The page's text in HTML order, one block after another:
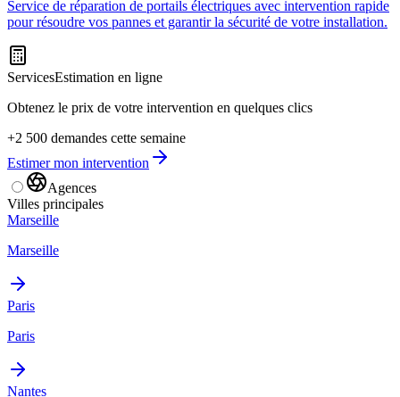
Service de réparation de portails électriques avec intervention rapide
pour résoudre vos pannes et garantir la sécurité de votre installation.
ServicesEstimation en ligne
Obtenez le prix de votre intervention en quelques clics
+2 500 demandes cette semaine
Estimer mon intervention
Agences
Villes principales
Marseille
Marseille
Paris
Paris
Nantes